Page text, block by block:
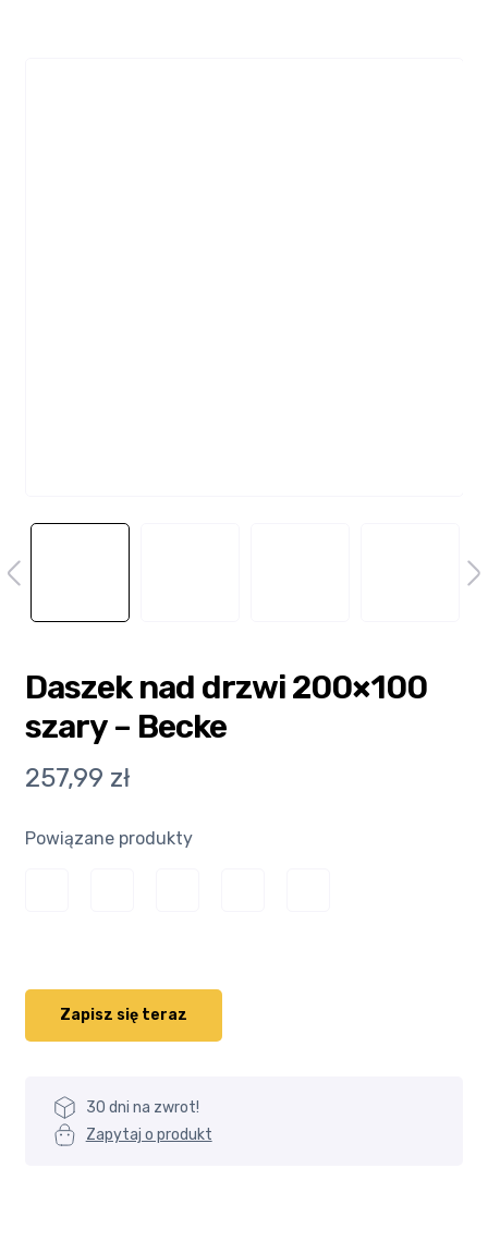
Daszek nad drzwi 200×100
szary – Becke
257,99 zł
Powiązane produkty
30 dni na zwrot!
Zapytaj o produkt